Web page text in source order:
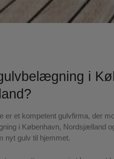
i
er et kompetent gulvfirma, der
i København, Nordsjælland
nyt gulv til hjemmet.